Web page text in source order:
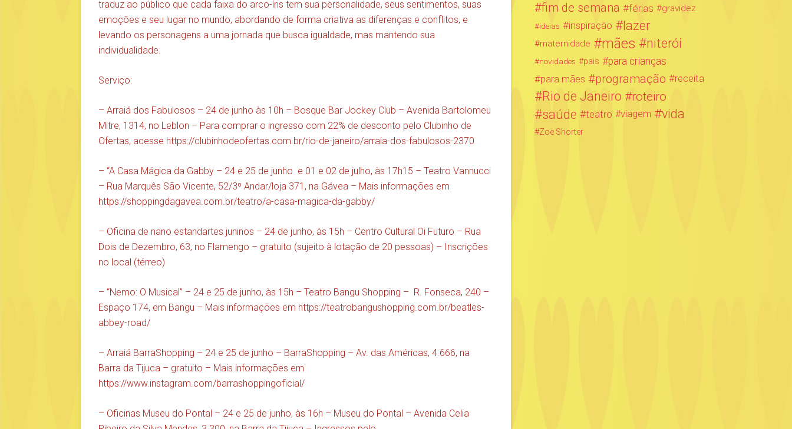
traduz ao público que cada faixa do arco-íris tem sua personalidade, seus sentimentos, suas
emoções e seu lugar no mundo, abordando de forma criativa as diferenças e conflitos, e
levando os personagens a uma jornada que busca igualdade, mas mantendo sua
individualidade.
Serviço:
– Arraiá dos Fabulosos – 24 de junho às 10h – Bosque Bar Jockey Club – Avenida Bartolomeu
Mitre, 1314, no Leblon – Para comprar o ingresso com 22% de desconto pelo Clubinho de
Ofertas, acesse https://clubinhodeofertas.com.br/rio-de-janeiro/arraia-dos-fabulosos-2370
– “A Casa Mágica da Gabby – 24 e 25 de junho e 01 e 02 de julho, às 17h15 – Teatro Vannucci
– Rua Marquês São Vicente, 52/3º Andar/loja 371, na Gávea – Mais informações em
https://shoppingdagavea.com.br/teatro/a-casa-magica-da-gabby/
– Oficina de nano estandartes juninos – 24 de junho, às 15h – Centro Cultural Oi Futuro – Rua
Dois de Dezembro, 63, no Flamengo – gratuito (sujeito à lotação de 20 pessoas) – Inscrições
no local (térreo)
– “Nemo: O Musical” – 24 e 25 de junho, às 15h – Teatro Bangu Shopping – R. Fonseca, 240 –
Espaço 174, em Bangu – Mais informações em https://teatrobangushopping.com.br/beatles-
abbey-road/
– Arraiá BarraShopping – 24 e 25 de junho – BarraShopping – Av. das Américas, 4.666, na
Barra da Tijuca – gratuito – Mais informações em
https://www.instagram.com/barrashoppingoficial/
– Oficinas Museu do Pontal – 24 e 25 de junho, às 16h – Museu do Pontal – Avenida Celia
fim de semana férias gravidez
ideias inspiração lazer
maternidade mães niterói
novidades pais
para crianças
para mães
programação receita
Rio de Janeiro roteiro
saúde teatro viagem vida
Zoe Shorter